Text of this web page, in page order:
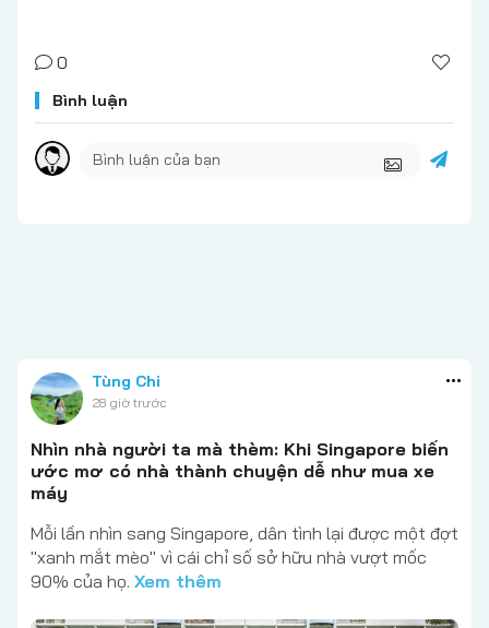
0
Bình luận
Tùng Chi
28 giờ trước
Nhìn nhà người ta mà thèm: Khi Singapore biến
ước mơ có nhà thành chuyện dễ như mua xe
máy
Mỗi lần nhìn sang Singapore, dân tình lại được một đợt
"xanh mắt mèo" vì cái chỉ số sở hữu nhà vượt mốc
90% của họ. Xem thêm